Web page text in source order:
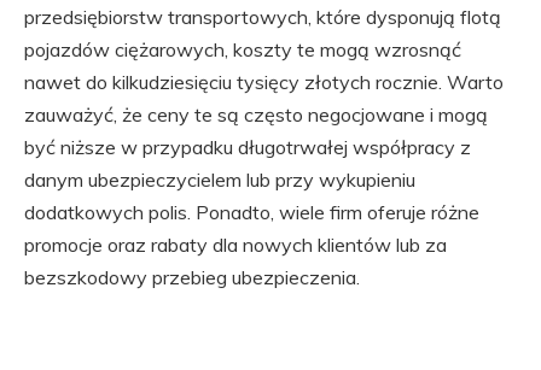
przedsiębiorstw transportowych, które dysponują flotą
pojazdów ciężarowych, koszty te mogą wzrosnąć
nawet do kilkudziesięciu tysięcy złotych rocznie. Warto
zauważyć, że ceny te są często negocjowane i mogą
być niższe w przypadku długotrwałej współpracy z
danym ubezpieczycielem lub przy wykupieniu
dodatkowych polis. Ponadto, wiele firm oferuje różne
promocje oraz rabaty dla nowych klientów lub za
bezszkodowy przebieg ubezpieczenia.